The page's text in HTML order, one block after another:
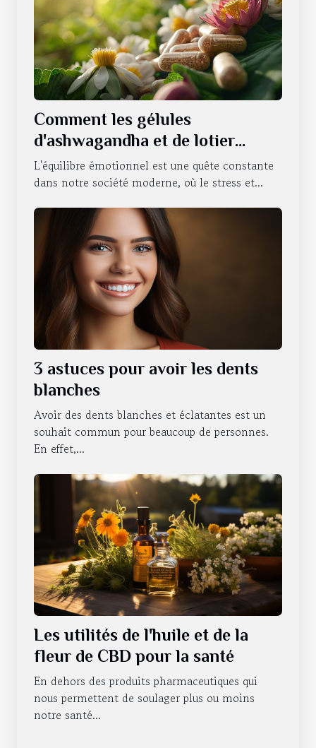
Comment les gélules
d'ashwagandha et de lotier
favorisent le bien-être
émotionnel
L'équilibre émotionnel est une quête constante
dans notre société moderne, où le stress et...
3 astuces pour avoir les dents
blanches
Avoir des dents blanches et éclatantes est un
souhait commun pour beaucoup de personnes.
En effet,...
Les utilités de l'huile et de la
fleur de CBD pour la santé
En dehors des produits pharmaceutiques qui
nous permettent de soulager plus ou moins
notre santé...